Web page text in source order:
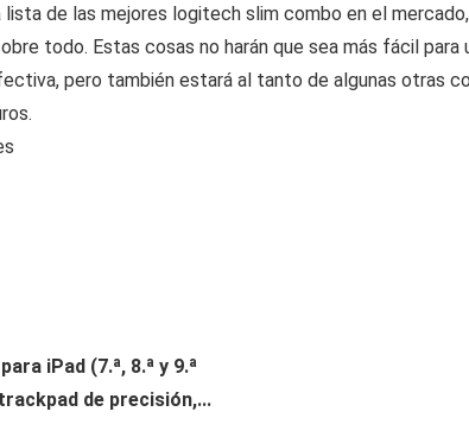
de las mejores logitech slim combo en el
todo. Estas cosas no harán que sea más fácil
pero también estará al tanto de algunas otras
iPad (7.ª, 8.ª y 9.ª
de precisión,...